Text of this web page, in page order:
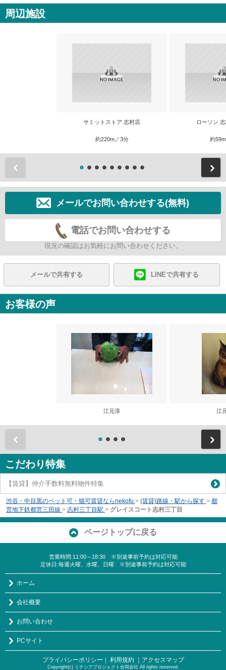
周辺施設
サミットストア 志村店
約220m／3分
ローソン
約
メールでお問い合わせする(無料)
電話でお問い合わせする
現況の確認はお気軽にお問い合わせください。
メールで共有する LINEで共有する
お客様の声
江元淳 江
こだわり特集
【賃貸】仲介手数料無料物件特集
渋谷・中目黒のペット可・猫可賃貸ならnekofu > (賃貸)路線・駅から探す > 都
営地下鉄都営三田線 > 志村三丁目駅 > グレイスコート志村三丁目
ページトップに戻る
営業時間:11:00～18:30 ※別途事前予約は対応可能
定休日:毎週火曜、水曜、日曜 ※別途事前予約は対応可能
ホーム
会社概要
お問い合わせ
PCサイト
プライバシーポリシー 利用規約 ｜アクセスマップ
Copyright(c) ミナシアプロジェクト合同会社 All rights reserved.